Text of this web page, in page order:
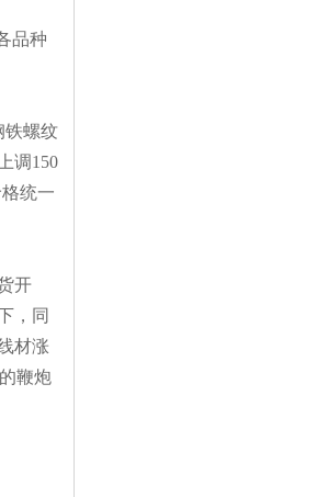
品种
铁螺纹
调150
统一
开
，同
材涨
鞭炮